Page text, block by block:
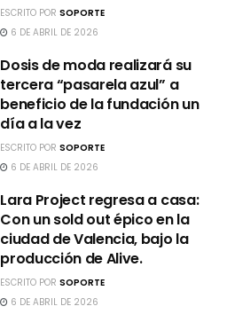
ESCRITO PORSOPORTE
6 DE ABRIL DE 2026
Dosis de moda realizará su
tercera “pasarela azul” a
beneficio de la fundación un
día a la vez
ESCRITO PORSOPORTE
6 DE ABRIL DE 2026
Lara Project regresa a casa:
Con un sold out épico en la
ciudad de Valencia, bajo la
producción de Alive.
ESCRITO PORSOPORTE
6 DE ABRIL DE 2026